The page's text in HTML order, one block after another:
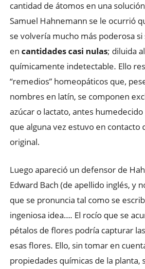
cantidad de átomos en una
Samuel Hahnemann se le ocurrió
se volvería mucho más poderosa
en cantidades casi nulas; diluida
químicamente indetectable. Ello
“remedios” homeopáticos que,
nombres en latín, se componen
azúcar o lactato, antes
que alguna vez estuvo en contacto
original.
Luego apareció un defensor de
Edward Bach (de apellido inglés, y
que se pronuncia tal como se
ingeniosa idea…. El rocío que se
pétalos de flores podría capturar
esas flores. Ello, sin tomar en
propiedades químicas de la planta,